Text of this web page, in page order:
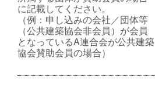
に記載してください。
（例：申し込みの会社／団体等
（公共建築協会非会員）が会員
となっているA連合会が公共建築
協会賛助会員の場合）